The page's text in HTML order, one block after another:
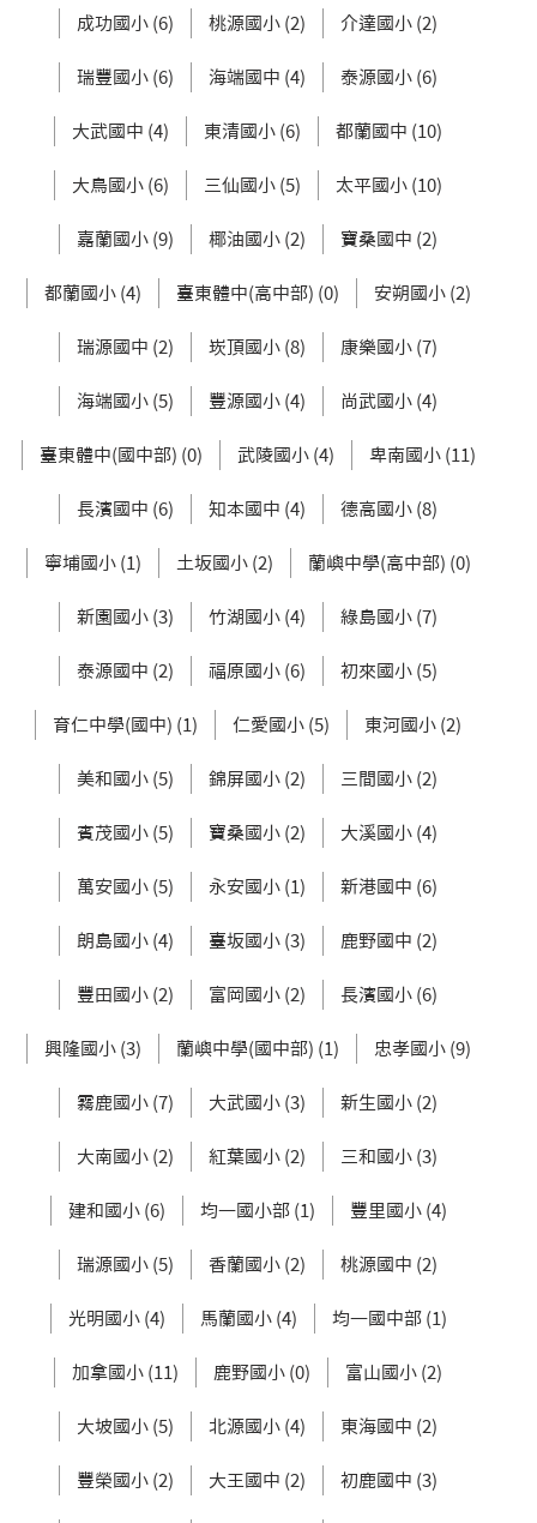
成功國小 (6) 桃源國小 (2) 介達國小 (2)
瑞豐國小 (6) 海端國中 (4) 泰源國小 (6)
大武國中 (4) 東清國小 (6) 都蘭國中 (10)
大鳥國小 (6) 三仙國小 (5) 太平國小 (10)
嘉蘭國小 (9) 椰油國小 (2) 寶桑國中 (2)
都蘭國小 (4) 臺東體中(高中部) (0) 安朔國小 (2)
瑞源國中 (2) 崁頂國小 (8) 康樂國小 (7)
海端國小 (5) 豐源國小 (4) 尚武國小 (4)
臺東體中(國中部) (0) 武陵國小 (4) 卑南國小 (11)
長濱國中 (6) 知本國中 (4) 德高國小 (8)
寧埔國小 (1) 土坂國小 (2) 蘭嶼中學(高中部) (0)
新園國小 (3) 竹湖國小 (4) 綠島國小 (7)
泰源國中 (2) 福原國小 (6) 初來國小 (5)
育仁中學(國中) (1) 仁愛國小 (5) 東河國小 (2)
美和國小 (5) 錦屏國小 (2) 三間國小 (2)
賓茂國小 (5) 寶桑國小 (2) 大溪國小 (4)
萬安國小 (5) 永安國小 (1) 新港國中 (6)
朗島國小 (4) 臺坂國小 (3) 鹿野國中 (2)
豐田國小 (2) 富岡國小 (2) 長濱國小 (6)
興隆國小 (3) 蘭嶼中學(國中部) (1) 忠孝國小 (9)
霧鹿國小 (7) 大武國小 (3) 新生國小 (2)
大南國小 (2) 紅葉國小 (2) 三和國小 (3)
建和國小 (6) 均一國小部 (1) 豐里國小 (4)
瑞源國小 (5) 香蘭國小 (2) 桃源國中 (2)
光明國小 (4) 馬蘭國小 (4) 均一國中部 (1)
加拿國小 (11) 鹿野國小 (0) 富山國小 (2)
大坡國小 (5) 北源國小 (4) 東海國中 (2)
豐榮國小 (2) 大王國中 (2) 初鹿國中 (3)